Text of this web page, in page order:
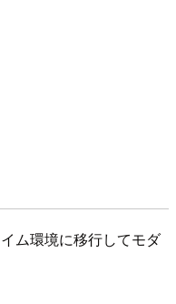
ム環境に移行してモダ